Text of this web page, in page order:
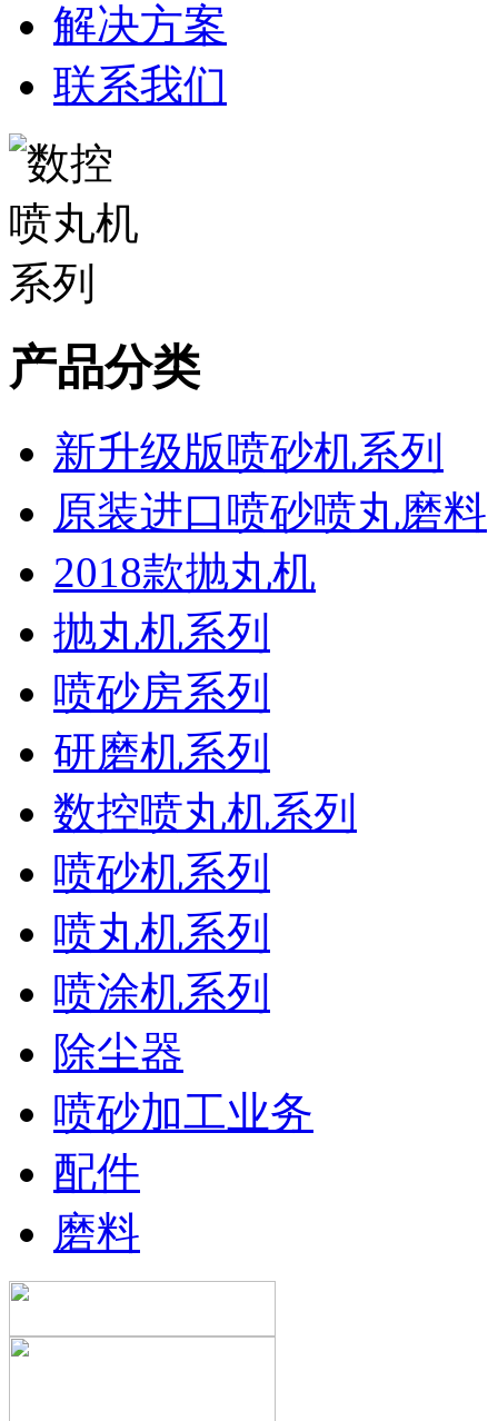
解决方案
联系我们
产品分类
新升级版喷砂机系列
原装进口喷砂喷丸磨料
2018款抛丸机
抛丸机系列
喷砂房系列
研磨机系列
数控喷丸机系列
喷砂机系列
喷丸机系列
喷涂机系列
除尘器
喷砂加工业务
配件
磨料